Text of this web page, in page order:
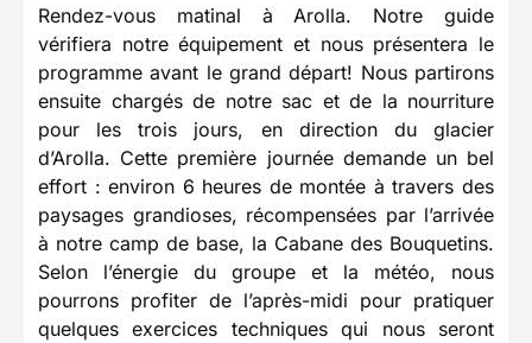
Rendez-vous matinal à Arolla. Notre guide
vérifiera notre équipement et nous présentera le
programme avant le grand départ! Nous partirons
ensuite chargés de notre sac et de la nourriture
pour les trois jours, en direction du glacier
d’Arolla. Cette première journée demande un bel
effort : environ 6 heures de montée à travers des
paysages grandioses, récompensées par l’arrivée
à notre camp de base, la Cabane des Bouquetins.
Selon l’énergie du groupe et la météo, nous
pourrons profiter de l’après-midi pour pratiquer
quelques exercices techniques qui nous seront